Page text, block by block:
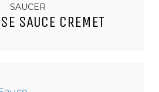
SAUCER
SAUCE CREMET